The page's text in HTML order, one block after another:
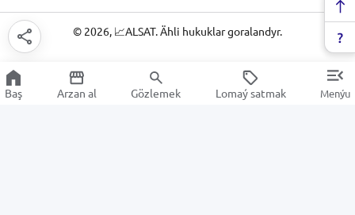
© 2026, 📈ALSAT. Ähli hukuklar goralandyr.
Baş Arzan al Gözlemek Lomaý satmak Menýu